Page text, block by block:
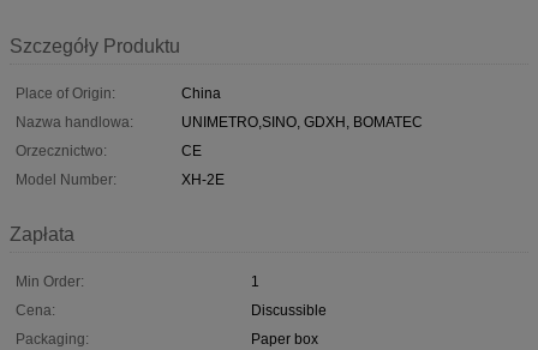
Szczegóły Produktu
Place of Origin:
China
Nazwa handlowa:
UNIMETRO,SINO, GDXH, BOMATEC
Orzecznictwo:
CE
Model Number:
XH-2E
Zapłata
Min Order:
1
Cena:
Discussible
Packaging:
Paper box